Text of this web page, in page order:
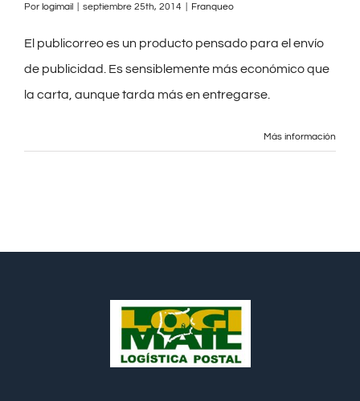
Por logimail septiembre 25th, 2014 Franqueo
El publicorreo es un producto pensado para el envío
de publicidad. Es sensiblemente más económico que
la carta, aunque tarda más en entregarse.
Más información